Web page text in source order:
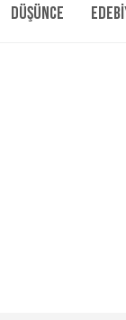
Düşünce